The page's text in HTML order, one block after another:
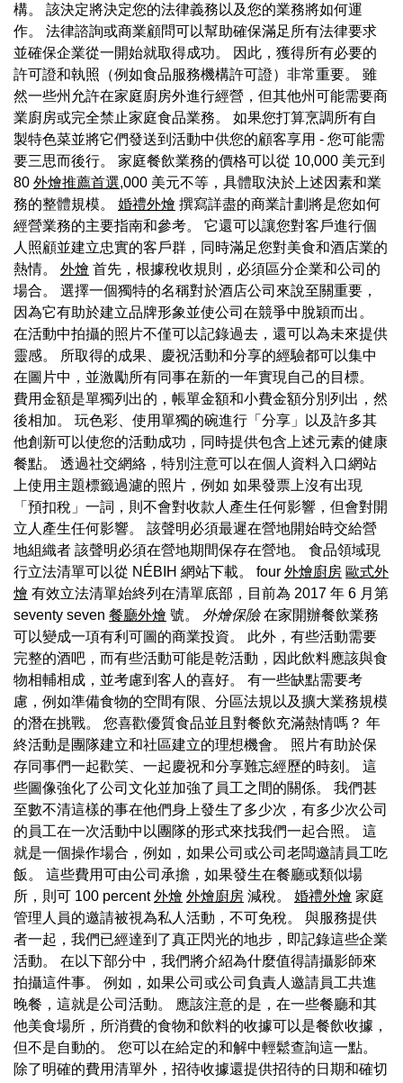
構。 該決定將決定您的法律義務以及您的業務將如何運
作。 法律諮詢或商業顧問可以幫助確保滿足所有法律要求
並確保企業從一開始就取得成功。 因此，獲得所有必要的
許可證和執照（例如食品服務機構許可證）非常重要。 雖
然一些州允許在家庭廚房外進行經營，但其他州可能需要商
業廚房或完全禁止家庭食品業務。 如果您打算烹調所有自
製特色菜並將它們發送到活動中供您的顧客享用 - 您可能需
要三思而後行。 家庭餐飲業務的價格可以從 10,000 美元到
80 外燴推薦首選,000 美元不等，具體取決於上述因素和業
務的整體規模。 婚禮外燴 撰寫詳盡的商業計劃將是您如何
經營業務的主要指南和參考。 它還可以讓您對客戶進行個
人照顧並建立忠實的客戶群，同時滿足您對美食和酒店業的
熱情。 外燴 首先，根據稅收規則，必須區分企業和公司的
場合。 選擇一個獨特的名稱對於酒店公司來說至關重要，
因為它有助於建立品牌形象並使公司在競爭中脫穎而出。
在活動中拍攝的照片不僅可以記錄過去，還可以為未來提供
靈感。 所取得的成果、慶祝活動和分享的經驗都可以集中
在圖片中，並激勵所有同事在新的一年實現自己的目標。
費用金額是單獨列出的，帳單金額和小費金額分別列出，然
後相加。 玩色彩、使用單獨的碗進行「分享」以及許多其
他創新可以使您的活動成功，同時提供包含上述元素的健康
餐點。 透過社交網絡，特別注意可以在個人資料入口網站
上使用主題標籤過濾的照片，例如 如果發票上沒有出現
「預扣稅」一詞，則不會對收款人產生任何影響，但會對開
立人產生任何影響。 該聲明必須最遲在營地開始時交給營
地組織者 該聲明必須在營地期間保存在營地。 食品領域現
行立法清單可以從 NÉBIH 網站下載。 four 外燴廚房 歐式外
燴 有效立法清單始終列在清單底部，目前為 2017 年 6 月第
seventy seven 餐廳外燴 號。 外燴保險在家開辦餐飲業務
可以變成一項有利可圖的商業投資。 此外，有些活動需要
完整的酒吧，而有些活動可能是乾活動，因此飲料應該與食
物相輔相成，並考慮到客人的喜好。 有一些缺點需要考
慮，例如準備食物的空間有限、分區法規以及擴大業務規模
的潛在挑戰。 您喜歡優質食品並且對餐飲充滿熱情嗎？ 年
終活動是團隊建立和社區建立的理想機會。 照片有助於保
存同事們一起歡笑、一起慶祝和分享難忘經歷的時刻。 這
些圖像強化了公司文化並加強了員工之間的關係。 我們甚
至數不清這樣的事在他們身上發生了多少次，有多少次公司
的員工在一次活動中以團隊的形式來找我們一起合照。 這
就是一個操作場合，例如，如果公司或公司老闆邀請員工吃
飯。 這些費用可由公司承擔，如果發生在餐廳或類似場
所，則可 100 percent外燴 外燴廚房 減稅。 婚禮外燴 家庭
管理人員的邀請被視為私人活動，不可免稅。 與服務提供
者一起，我們已經達到了真正閃光的地步，即記錄這些企業
活動。 在以下部分中，我們將介紹為什麼值得請攝影師來
拍攝這件事。 例如，如果公司或公司負責人邀請員工共進
晚餐，這就是公司活動。 應該注意的是，在一些餐廳和其
他美食場所，所消費的食物和飲料的收據可以是餐飲收據，
但不是自動的。 您可以在給定的和解中輕鬆查詢這一點。
除了明確的費用清單外，招待收據還提供招待的日期和確切